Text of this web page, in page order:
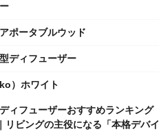
ポータブルウッド
ディフューザー
）ホワイト
ィフューザーおすすめランキング
リビングの主役になる「本格デバイ